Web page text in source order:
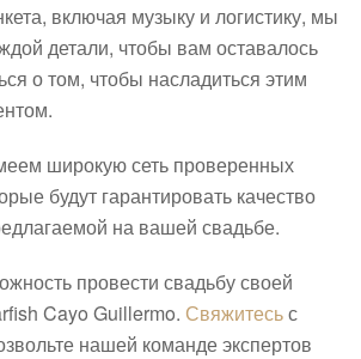
включая музыку и логистику, мы
детали, чтобы вам оставалось
о том, чтобы насладиться этим
широкую сеть проверенных
будут гарантировать качество
на вашей свадьбе.
провести свадьбу своей
Cayo Guillermo. Свяжитесьс
нашей команде экспертов